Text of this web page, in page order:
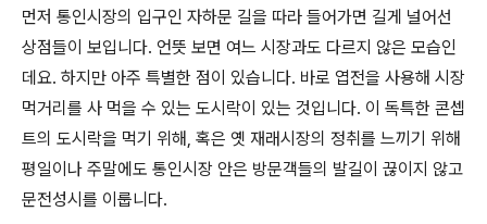
먼저 통인시장의 입구인 자하문 길을 따라 들어가면 길게 널어선
상점들이 보입니다. 언뜻 보면 여느 시장과도 다르지 않은 모습인
데요. 하지만 아주 특별한 점이 있습니다. 바로 엽전을 사용해 시장
먹거리를 사 먹을 수 있는 도시락이 있는 것입니다. 이 독특한 콘셉
트의 도시락을 먹기 위해, 혹은 옛 재래시장의 정취를 느끼기 위해
평일이나 주말에도 통인시장 안은 방문객들의 발길이 끊이지 않고
문전성시를 이룹니다.